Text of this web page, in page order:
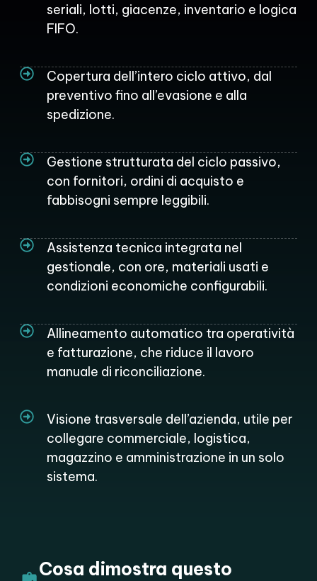
seriali, lotti, giacenze, inventario e logica
FIFO.
Copertura dell’intero ciclo attivo, dal
preventivo fino all’evasione e alla
spedizione.
Gestione strutturata del ciclo passivo,
con fornitori, ordini di acquisto e
fabbisogni sempre leggibili.
Assistenza tecnica integrata nel
gestionale, con ore, materiali usati e
condizioni economiche configurabili.
Allineamento automatico tra operatività
e fatturazione, che riduce il lavoro
manuale di riconciliazione.
Visione trasversale dell’azienda, utile per
collegare commerciale, logistica,
magazzino e amministrazione in un solo
sistema.
Cosa dimostra questo